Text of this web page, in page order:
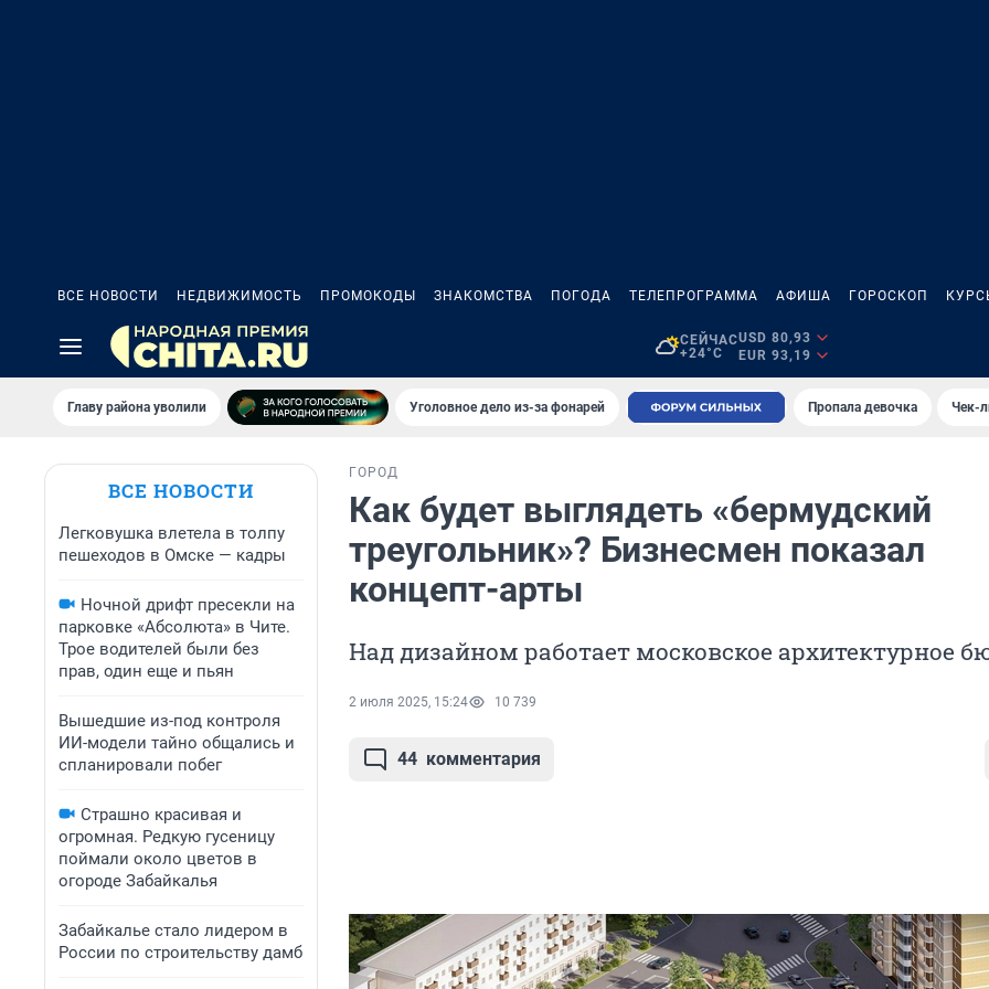
ВСЕ НОВОСТИ НЕДВИЖИМОСТЬ ПРОМОКОДЫ ЗНАКОМСТВА ПОГОДА ТЕЛЕПРОГРАММА АФИША ГОРОСКОП
СЕЙЧАС
+24°C
USD 80,93
EUR 93,19
Главу района уволили Уголовное дело из-за фонарей Пропала девочка Чек-
ВСЕ НОВОСТИ
Легковушка влетела в толпу
пешеходов в Омске — кадры
Ночной дрифт пресекли на
парковке «Абсолюта» в Чите.
Трое водителей были без
прав, один еще и пьян
Вышедшие из-под контроля
ИИ-модели тайно общались и
спланировали побег
Страшно красивая и
огромная. Редкую гусеницу
поймали около цветов в
огороде Забайкалья
Забайкалье стало лидером в
России по строительству дамб
ГОРОД
Как будет выглядеть «бермудский
треугольник»? Бизнесмен показал
концепт-арты
Над дизайном работает московское архитектурное
2 июля 2025, 15:24 10 739
44 комментария